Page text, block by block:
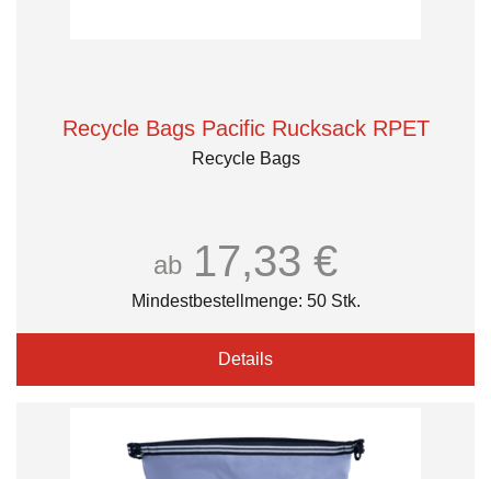
Recycle Bags Pacific Rucksack RPET
Recycle Bags
ab 17,33 €
Mindestbestellmenge: 50 Stk.
Details